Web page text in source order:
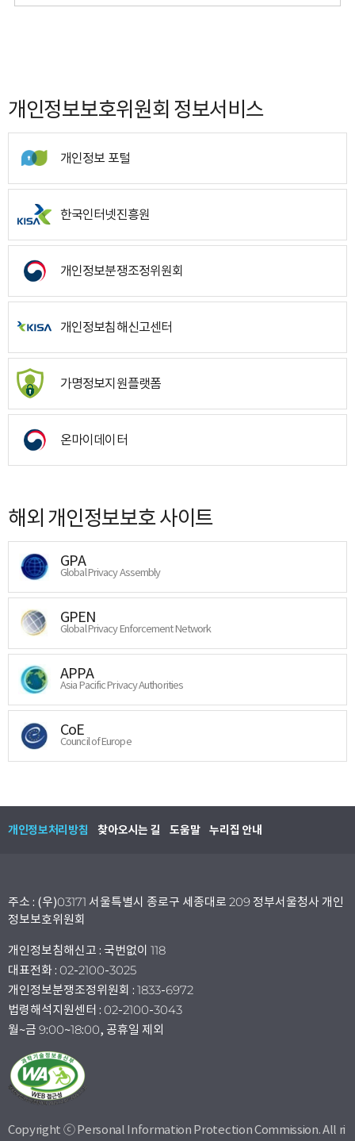
개인정보보호위원회 정보서비스
개인정보 포털
한국인터넷진흥원
개인정보분쟁조정위원회
개인정보침해신고센터
가명정보지원플랫폼
온마이데이터
해외 개인정보보호 사이트
GPA
Global Privacy Assembly
GPEN
Global Privacy Enforcement Network
APPA
Asia Pacific Privacy Authorities
CoE
Council of Europe
개인정보처리방침 찾아오시는 길 도움말 누리집 안내
주소 : (우)03171 서울특별시 종로구 세종대로 209 정부서울청사 개인
정보보호위원회
개인정보침해신고 : 국번없이 118
대표전화 : 02-2100-3025
개인정보분쟁조정위원회 : 1833-6972
법령해석지원센터 : 02-2100-3043
월~금 9:00~18:00, 공휴일 제외
Copyright ⓒ Personal Information Protection Commission. All ri